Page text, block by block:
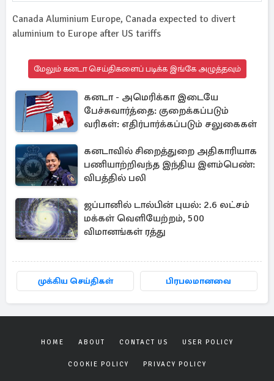
Canada Aluminium Europe, Canada expected to divert
aluminium to Europe after US tariffs
மேலும் கனடா செய்திகளைப் படிக்க இங்கே அழுத்தவும்
கனடா - அமெரிக்கா இடையே
பேச்சுவார்த்தை: குறைக்கப்படும்
வரிகள்: எதிர்பார்க்கப்படும் சலுகைகள்
கனடாவில் சிறைத்துறை அதிகாரியாக
பணியாற்றிவந்த இந்திய இளம்பெண்:
விபத்தில் பலி
ஜப்பானில் டால்பின் புயல்: 2.6 லட்சம்
மக்கள் வெளியேற்றம், 500
விமானங்கள் ரத்து
முக்கிய செய்திகள் பிரபலமானவை
HOME ABOUT CONTACT US USER POLICY
COOKIE POLICY PRIVACY POLICY